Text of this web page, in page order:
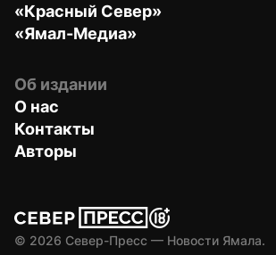
«Красный Север»
«Ямал-Медиа»
Об издании
О нас
Контакты
Авторы
© 2026 Север-Пресс — Новости Ямала.